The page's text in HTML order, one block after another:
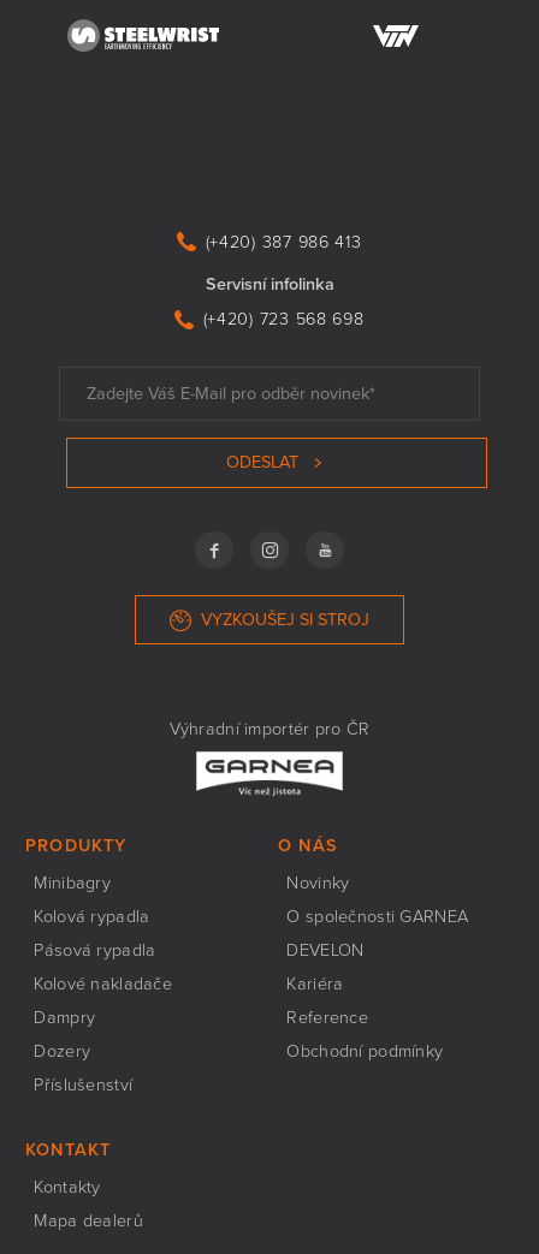
(+420) 387 986 413
Servisní infolinka
(+420) 723 568 698
ODESLAT
VYZKOUŠEJ SI STROJ
Výhradní importér pro ČR
PRODUKTY
Minibagry
Kolová rypadla
Pásová rypadla
Kolové nakladače
Dampry
Dozery
Příslušenství
O NÁS
Novinky
O společnosti GARNEA
DEVELON
Kariéra
Reference
Obchodní podmínky
KONTAKT
Kontakty
Mapa dealerů